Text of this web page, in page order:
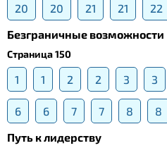
20 20 21 21 22
Безграничные возможности
Страница 150
1 1 2 2 3 3
6 6 7 7 8 8
Путь к лидерству